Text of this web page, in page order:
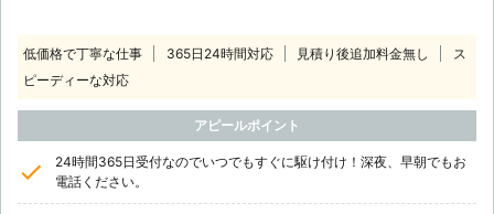
低価格で丁寧な仕事 365日24時間対応 見積り後追加料金無し
ス
ピーディーな対応
アピールポイント
24時間365日受付なのでいつでもすぐに駆け付け！深夜、早朝でもお
電話ください。